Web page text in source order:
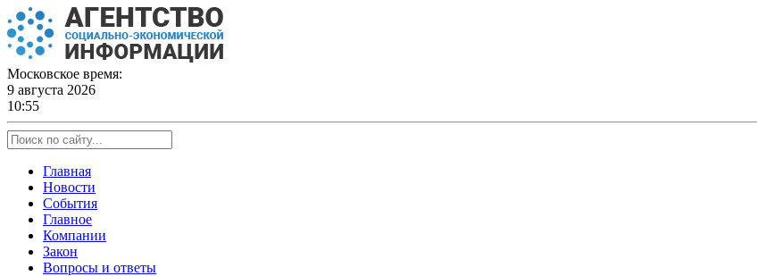
Skip
to
content
Московское время:
9 августа 2026
10:55
Главная
Новости
События
Главное
Компании
Закон
Вопросы и ответы